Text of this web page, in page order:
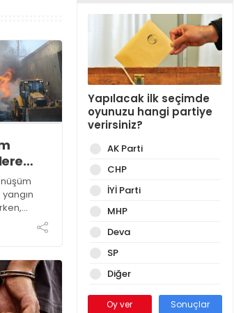
ve
göz gözü
Yapılacak ilk seçimde
oyunuzu hangi partiye
verirsiniz?
AK Parti
CHP
İYİ Parti
MHP
Deva
SP
Diğer
Oy ver Sonuçlar